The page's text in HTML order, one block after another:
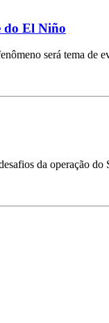
do El Niño
será tema de
da operação do